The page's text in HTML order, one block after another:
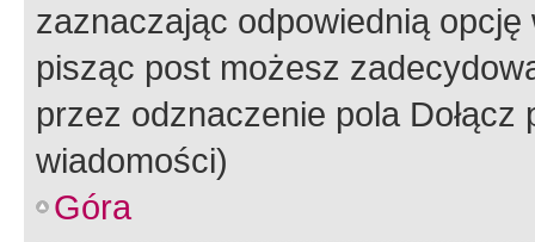
zaznaczając odpowiednią
pisząc post możesz
przez odznaczenie pola
wiadomości)
Góra